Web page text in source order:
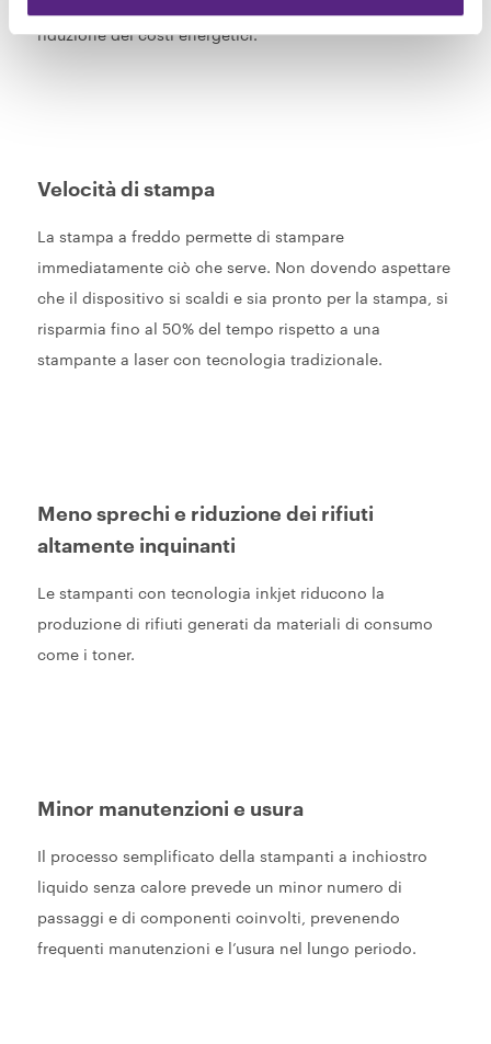
riduzione dei costi energetici.
Velocità di stampa
La stampa a freddo permette di stampare
immediatamente ciò che serve. Non dovendo aspettare
che il dispositivo si scaldi e sia pronto per la stampa, si
risparmia fino al 50% del tempo rispetto a una
stampante a laser con tecnologia tradizionale.
Meno sprechi e riduzione dei rifiuti
altamente inquinanti
Le stampanti con tecnologia inkjet riducono la
produzione di rifiuti generati da materiali di consumo
come i toner.
Minor manutenzioni e usura
Il processo semplificato della stampanti a inchiostro
liquido senza calore prevede un minor numero di
passaggi e di componenti coinvolti, prevenendo
frequenti manutenzioni e l’usura nel lungo periodo.